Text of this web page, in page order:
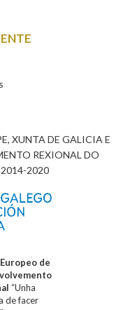
XUNTA DE GALICIA E
REXIONAL DO
2020
de
“Unha
de facer